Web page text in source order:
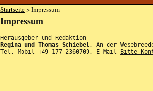
Startseite> Impressum
Impressum
Herausgeber und Redaktion
Regina und Thomas Schiebel, An der
Tel. Mobil +49 177 2360709, E-Mail
Bitte